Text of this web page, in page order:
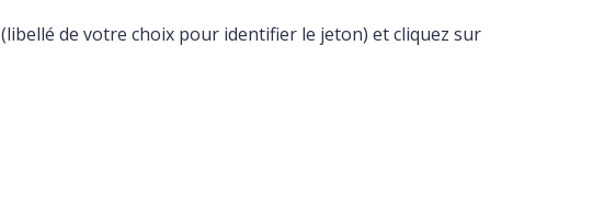
(libellé de votre choix pour identifier le jeton) et cliquez sur